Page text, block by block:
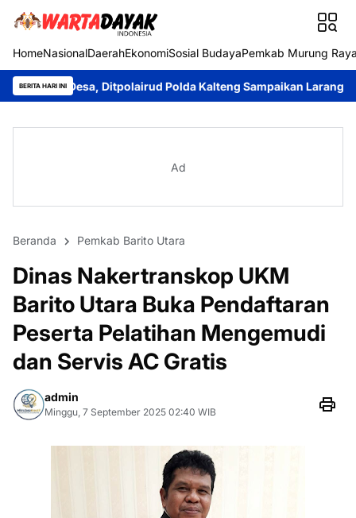
HomeNasionalDaerahEkonomiSosial BudayaPemkab Murung
BERITA HARI INI
Ditpolairud Polda Kalteng Sampaikan Larangan Membakar
Ad
Beranda Pemkab Barito Utara
Dinas Nakertranskop UKM
Barito Utara Buka Pendaftaran
Peserta Pelatihan Mengemudi
dan Servis AC Gratis
admin
Minggu, 7 September 2025 02:40 WIB